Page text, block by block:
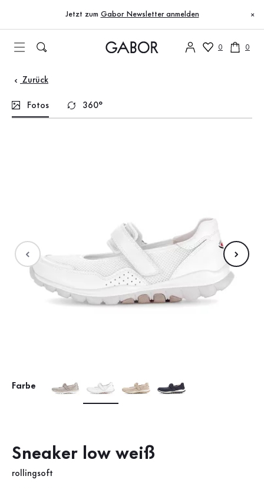
Zum Inhaltsverzeichnis
Zur Hauptnavigation
Jetzt zum Gabor Newsletter anmelden ×
0 0
Zurück
Fotos 360°
Farbe
Sneaker low weiß
rollingsoft